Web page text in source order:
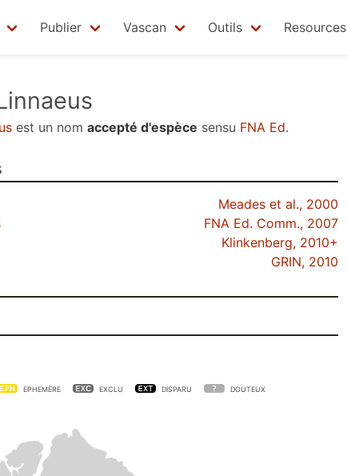
Publier Vascan Outils Resources
est un nom accepté d'espèce sensu FNA Ed.
Meades et al., 2000
FNA Ed. Comm., 2007
Klinkenberg, 2010+
GRIN, 2010
EPHEMÈRE EXCLU DISPARU DOUTEUX